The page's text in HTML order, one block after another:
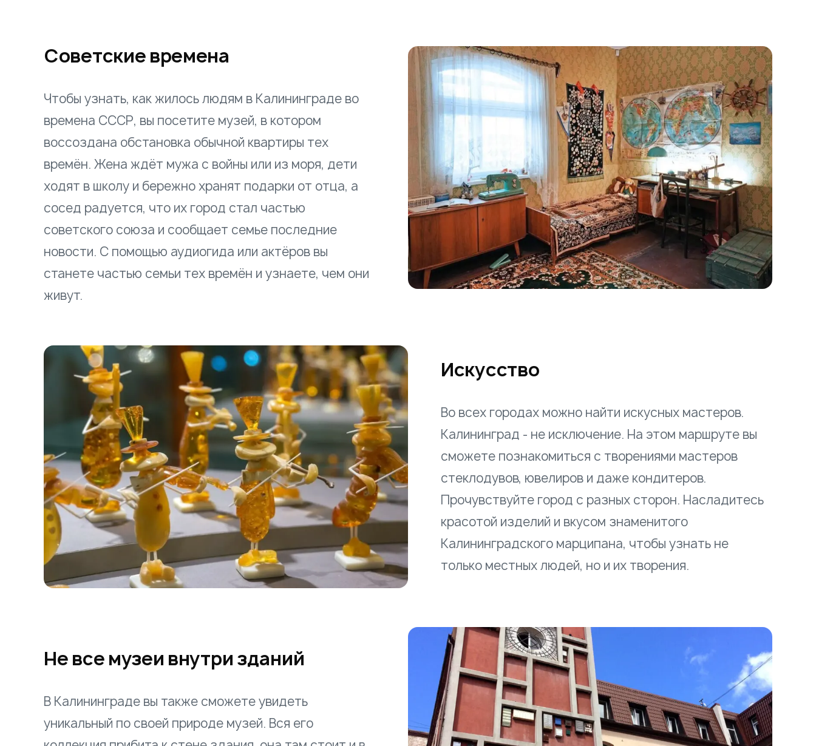
Советские времена
Чтобы узнать, как жилось людям в Калининграде во
времена СССР, вы посетите музей, в котором
воссоздана обстановка обычной квартиры тех
времён. Жена ждёт мужа с войны или из моря, дети
ходят в школу и бережно хранят подарки от отца, а
сосед радуется, что их город стал частью
советского союза и сообщает семье последние
новости. С помощью аудиогида или актёров вы
станете частью семьи тех времён и узнаете, чем они
живут.
Искусство
Во всех городах можно найти искусных мастеров.
Калининград - не исключение. На этом маршруте вы
сможете познакомиться с творениями мастеров
стеклодувов, ювелиров и даже кондитеров.
Прочувствуйте город с разных сторон. Насладитесь
красотой изделий и вкусом знаменитого
Калининградского марципана, чтобы узнать не
только местных людей, но и их творения.
Не все музеи внутри зданий
В Калининграде вы также сможете увидеть
уникальный по своей природе музей. Вся его